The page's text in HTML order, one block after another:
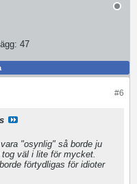
47
#6
"osynlig" så borde ju
väl i lite för mycket.
förtydligas för idioter